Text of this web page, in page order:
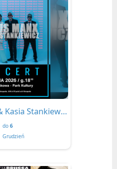
Varius Manx & Kasia Stankiewicz
do 6
Grudzień